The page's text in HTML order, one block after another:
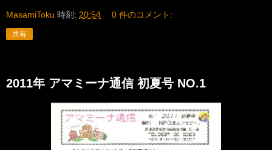
MasamiToku 時刻: 20:54 0 件のコメント:
共有
2011年 アマミーナ通信 初夏号 NO.1